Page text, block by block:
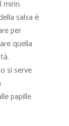
salsa è
per
quella
si serve
papille